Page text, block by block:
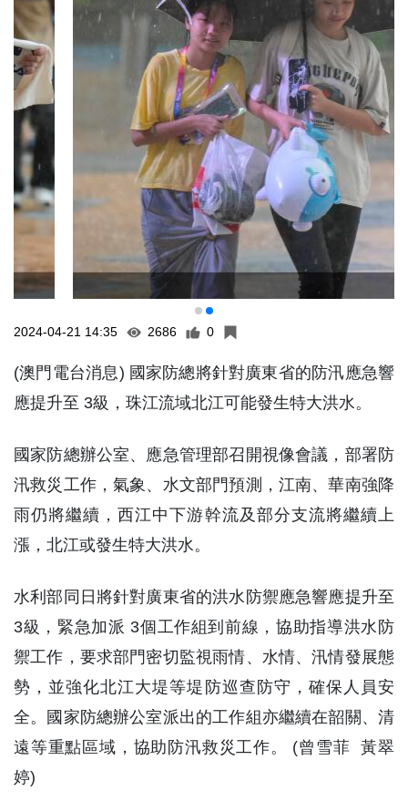
2024-04-21 14:35 2686 0
(澳門電台消息) 國家防總將針對廣東省的防汛應急響
應提升至 3級，珠江流域北江可能發生特大洪水。
國家防總辦公室、應急管理部召開視像會議，部署防
汛救災工作，氣象、水文部門預測，江南、華南強降
雨仍將繼續，西江中下游幹流及部分支流將繼續上
漲，北江或發生特大洪水。
水利部同日將針對廣東省的洪水防禦應急響應提升至
3級，緊急加派 3個工作組到前線，協助指導洪水防
禦工作，要求部門密切監視雨情、水情、汛情發展態
勢，並強化北江大堤等堤防巡查防守，確保人員安
全。國家防總辦公室派出的工作組亦繼續在韶關、清
遠等重點區域，協助防汛救災工作。 (曾雪菲 黃翠
婷)